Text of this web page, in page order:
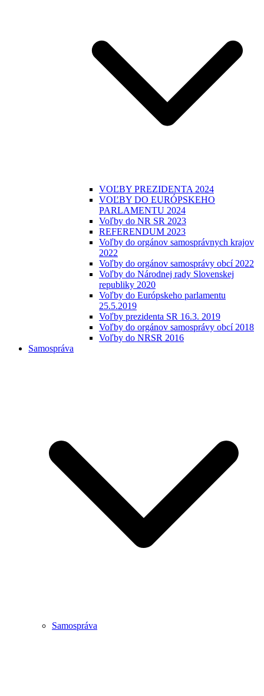
VOĽBY PREZIDENTA 2024
VOĽBY DO EURÓPSKEHO
PARLAMENTU 2024
Voľby do NR SR 2023
REFERENDUM 2023
Voľby do orgánov samosprávnych krajov
2022
Voľby do orgánov samosprávy obcí 2022
Voľby do Národnej rady Slovenskej
republiky 2020
Voľby do Európskeho parlamentu
25.5.2019
Voľby prezidenta SR 16.3. 2019
Voľby do orgánov samosprávy obcí 2018
Voľby do NRSR 2016
Samospráva
Samospráva